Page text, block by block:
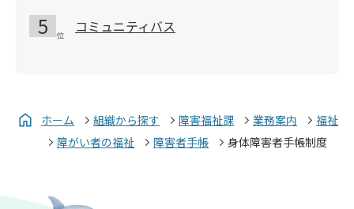
コミュニティバス
ホーム 組織から探す 障害福祉課 業務案内
福祉
障がい者の福祉
障害者手帳 身体障害者手帳制度